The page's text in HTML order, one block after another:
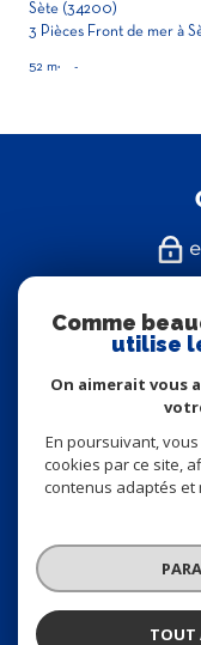
Sète (34200)
3 Pièces Front de mer à
52 m² -
© 2026 | Tous
Plan
Comme
utilise
On aimerait vous
En poursuivant,
cookies par ce site,
contenus adaptés et
TOUT